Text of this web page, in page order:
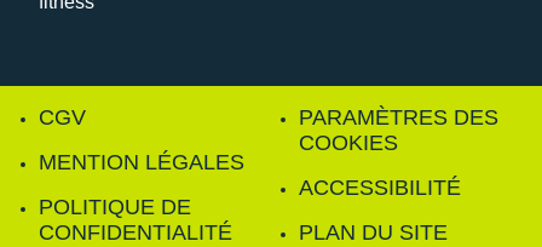
CGV
MENTION LÉGALES
POLITIQUE DE
CONFIDENTIALITÉ
PARAMÈTRES DES
COOKIES
ACCESSIBILITÉ
PLAN DU SITE